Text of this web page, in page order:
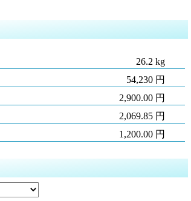
26.2 kg
54,230 円
2,900.00 円
2,069.85 円
1,200.00 円